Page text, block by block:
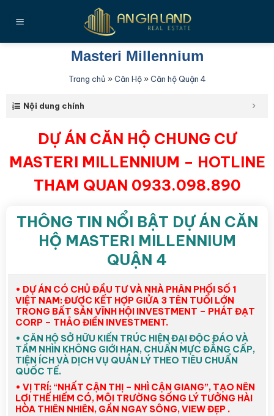
qua
Masteri Millennium
Trang chủ »Căn Hộ»Căn hộ Quận 4
Nội dung chính
DỰ ÁN CĂN HỘ CHUNG CƯ
MASTERI MILLENNIUM – HOTLINE
THAM QUAN 0933.098.890
THÔNG TIN NỔI BẬT DỰ ÁN CĂN
HỘ MASTERI MILLENNIUM
QUẬN 4
• DỰ ÁN CÓ CHỦ ĐẦU TƯ VÀ NHÀ PHÂN PHỐI SỐ 1
VIỆT NAM: ĐƯỢC KẾT HỢP GIỬA 3 TÊN TUỔI LỚN
TRONG BẤT SẢN VĨNH HỘI INVESTMENT – PHÁT ĐẠT
CORP – THẢO ĐIỀN INVESTMENT.
• CĂN HỘ SỞ HỮU KIẾN TRÚC HIỆN ĐẠI ĐỘC ĐÁO VÀ
TẦM NHÌN KHÔNG GIỚI HẠN, CHUẨN MỰC ĐẲNG CẤP,
TIỆN ÍCH VÀ DỊCH VỤ QUẢN LÝ THEO TIÊU CHUẨN
QUỐC TẾ.
• VỊ TRÍ: “NHẤT CẬN THỊ – NHÌ CẬN GIANG”, TẠO NÊN
LỢI THẾ HIẾM CÓ, MÔI TRƯỜNG SỐNG LÝ TƯỞNG HÀI
HÒA THIÊN NHIÊN, GẦN NGAY SÔNG, VIEW ĐẸP .